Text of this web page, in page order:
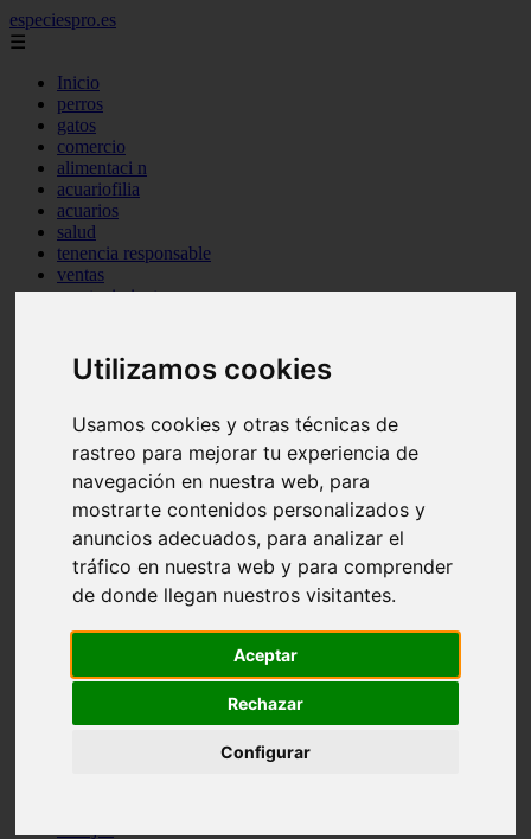
Utilizamos cookies
Usamos cookies y otras técnicas de
rastreo para mejorar tu experiencia de
navegación en nuestra web, para
mostrarte contenidos personalizados y
anuncios adecuados, para analizar el
tráfico en nuestra web y para comprender
de donde llegan nuestros visitantes.
Aceptar
Rechazar
Configurar
especiespro.es
☰
Inicio
perros
gatos
comercio
alimentaci n
acuariofilia
acuarios
salud
tenencia responsable
ventas
mantenimiento
bienestar
peque os mam feros
legislaci n
peluquer a
accesorios
peluquer a canina
complementos
consejos
comportamiento
protagonistas
reptiles
adopci n
higiene
acuario